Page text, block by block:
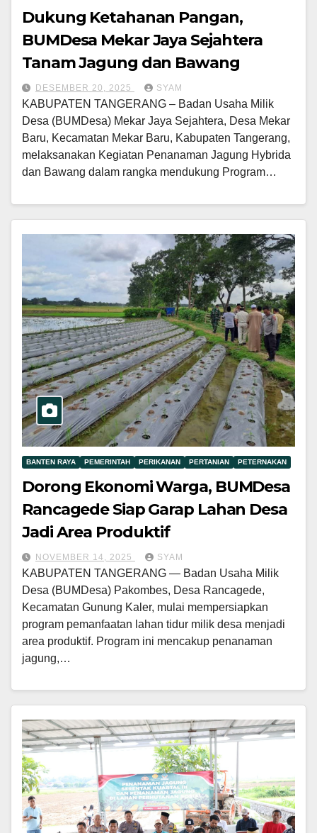
Dukung Ketahanan Pangan,
BUMDesa Mekar Jaya Sejahtera
Tanam Jagung dan Bawang
DESEMBER 20, 2025 SYAM
KABUPATEN TANGERANG – Badan Usaha Milik
Desa (BUMDesa) Mekar Jaya Sejahtera, Desa Mekar
Baru, Kecamatan Mekar Baru, Kabupaten Tangerang,
melaksanakan Kegiatan Penanaman Jagung Hybrida
dan Bawang dalam rangka mendukung Program…
BANTEN RAYA PEMERINTAH PERIKANAN PERTANIAN PETERNAKAN
Dorong Ekonomi Warga, BUMDesa
Rancagede Siap Garap Lahan Desa
Jadi Area Produktif
NOVEMBER 14, 2025 SYAM
KABUPATEN TANGERANG — Badan Usaha Milik
Desa (BUMDesa) Pakombes, Desa Rancagede,
Kecamatan Gunung Kaler, mulai mempersiapkan
program pemanfaatan lahan tidur milik desa menjadi
area produktif. Program ini mencakup penanaman
jagung,…